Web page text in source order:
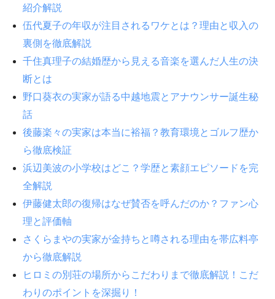
紹介解説
伍代夏子の年収が注目されるワケとは？理由と収入の
裏側を徹底解説
千住真理子の結婚歴から見える音楽を選んだ人生の決
断とは
野口葵衣の実家が語る中越地震とアナウンサー誕生秘
話
後藤楽々の実家は本当に裕福？教育環境とゴルフ歴か
ら徹底検証
浜辺美波の小学校はどこ？学歴と素顔エピソードを完
全解説
伊藤健太郎の復帰はなぜ賛否を呼んだのか？ファン心
理と評価軸
さくらまやの実家が金持ちと噂される理由を帯広料亭
から徹底解説
ヒロミの別荘の場所からこだわりまで徹底解説！こだ
わりのポイントを深掘り！